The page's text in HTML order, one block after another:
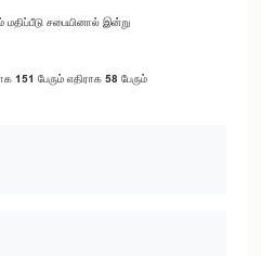
சபையினால் இன்று
151 பேரும் எதிராக 58 பேரும்